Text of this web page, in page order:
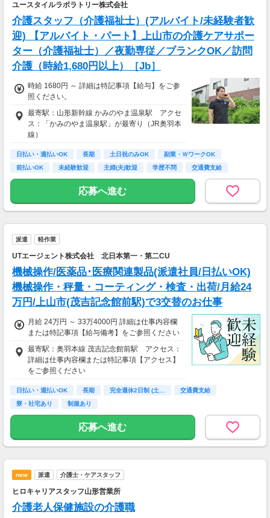
ユースタイルラボラトリー株式会社
介護スタッフ（介護福祉士）(アルバイト/未経験者歓
迎) 【アルバイト・パート】上山市の介護ケアサポー
ター（介護福祉士）／夜勤専従／ブランクOK／訪問
介護（時給1,680円以上）［Jb］
時給 1680円 ～ 詳細は特記事項【給与】をご参
照ください。
最寄駅：山形新幹線 かみのやま温泉駅 アクセ
ス：「かみのやま温泉駅」が最寄り（JR奥羽本
線）
日払い・週払いOK 長期 土日祝のみOK
副業・ＷワークOK
前払いOK
未経験歓迎 主婦(夫)歓迎 学歴不問 交通費支給
応募へ進む
派遣 軽作業
UTエージェント株式会社 北日本第一・第二CU
機械操作/医薬品･医療関連製品(派遣社員/日払いOK)
機械操作・秤量・コーティング・検査・出荷/月給24
万円/上山市(茂吉記念館前駅)で3交替のお仕事
月給 24万円 ～ 33万4000円 詳細は仕事内容欄
または特記事項【給与備考】をご参照ください
最寄駅：奥羽本線 茂吉記念館前駅 アクセス：
詳細は仕事内容欄または特記事項【アクセス】
をご参照ください
日払い・週払いOK 長期 完全週休2日制 (土…
交通費支給
寮・社宅あり
制服あり
応募へ進む
new 派遣 介護士・ケアスタッフ
ヒロキャリアスタッフ山形営業所
介護老人保健施設の介護職